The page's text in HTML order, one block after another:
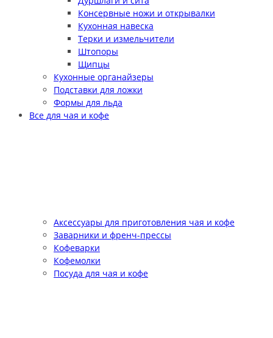
Консервные ножи и открывалки
Кухонная навеска
Терки и измельчители
Штопоры
Щипцы
Кухонные органайзеры
Подставки для ложки
Формы для льда
Все для чая и кофе
Аксессуары для приготовления чая и кофе
Заварники и френч-прессы
Кофеварки
Кофемолки
Посуда для чая и кофе